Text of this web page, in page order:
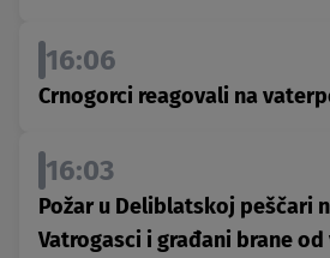
16:06
Crnogorci reagovali na
16:03
Požar u Deliblatskoj peščari
Vatrogasci i građani brane